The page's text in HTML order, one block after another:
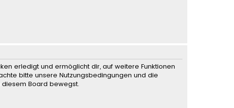
erledigt und ermöglicht dir, auf weitere Funktionen
bitte unsere Nutzungsbedingungen und die
Board bewegst.